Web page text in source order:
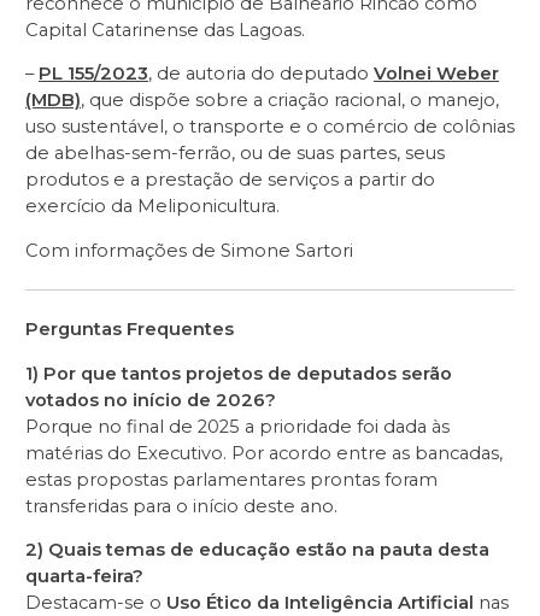
Capital Catarinense das Lagoas.
– PL 155/2023, de autoria do deputado Volnei Weber
(MDB), que dispõe sobre a criação racional, o manejo,
uso sustentável, o transporte e o comércio de colônias
de abelhas-sem-ferrão, ou de suas partes, seus
produtos e a prestação de serviços a partir do
exercício da Meliponicultura.
Com informações de Simone Sartori
Perguntas Frequentes
1) Por que tantos projetos de deputados serão
votados no início de 2026?
Porque no final de 2025 a prioridade foi dada às
matérias do Executivo. Por acordo entre as bancadas,
estas propostas parlamentares prontas foram
transferidas para o início deste ano.
2) Quais temas de educação estão na pauta desta
quarta-feira?
Destacam-se o Uso Ético da Inteligência Artificial nas